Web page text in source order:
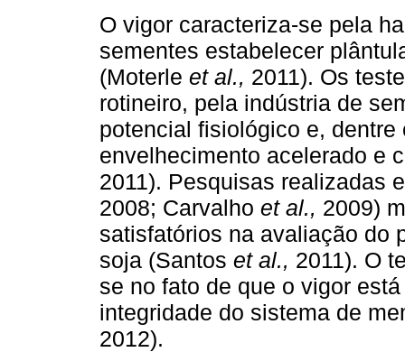
O vigor caracteriza-se pela
sementes estabelecer
(Moterle et al., 2011). Os
rotineiro, pela indústria de
potencial fisiológico e,
envelhecimento acelerado e
2011). Pesquisas realizadas
2008; Carvalho et al., 2009)
satisfatórios na avaliação do
soja (Santos et al., 2011). O
se no fato de que o vigor
integridade do sistema de
2012).